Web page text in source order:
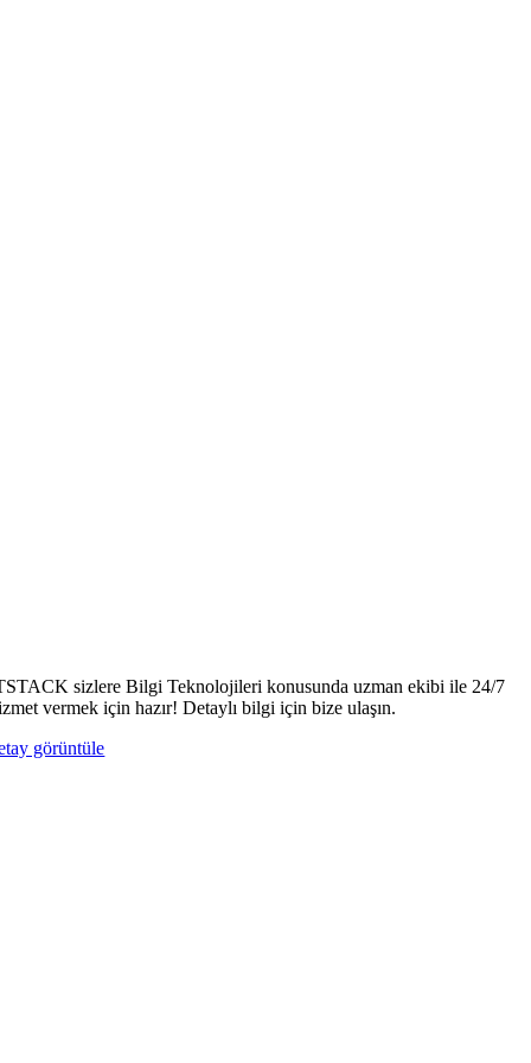
sizlere Bilgi Teknolojileri konusunda uzman ekibi ile 24/7
vermek için hazır! Detaylı bilgi için bize ulaşın.
görüntüle